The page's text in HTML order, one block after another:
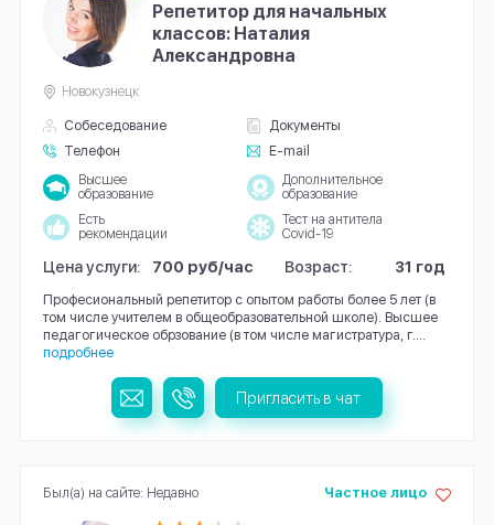
Репетитор для начальных
классов: Наталия
Александровна
Собеседование
Документы
Телефон
E-mail
Новокузнецк
Высшее
образование
Дополнительное
образование
Есть
рекомендации
Тест на антитела
Covid-19
Цена услуги: 700 руб/час Возраст: 31 год
Професиональный репетитор с опытом работы более 5 лет (в
том числе учителем в общеобразовательной школе). Высшее
педагогическое обрзование (в том числе магистратура, г....
подробнее
Пригласить в чат
Частное лицо
Был(а) на сайте: Недавно